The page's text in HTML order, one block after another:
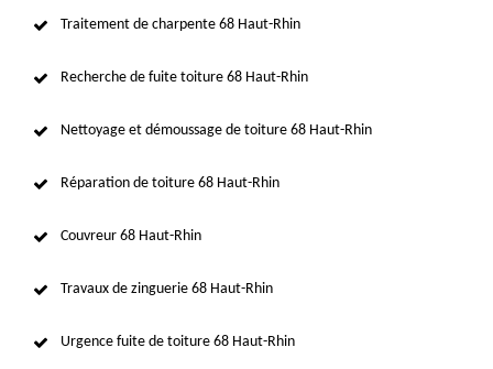
Traitement de charpente 68 Haut-Rhin
Recherche de fuite toiture 68 Haut-Rhin
Nettoyage et démoussage de toiture 68 Haut-Rhin
Réparation de toiture 68 Haut-Rhin
Couvreur 68 Haut-Rhin
Travaux de zinguerie 68 Haut-Rhin
Urgence fuite de toiture 68 Haut-Rhin